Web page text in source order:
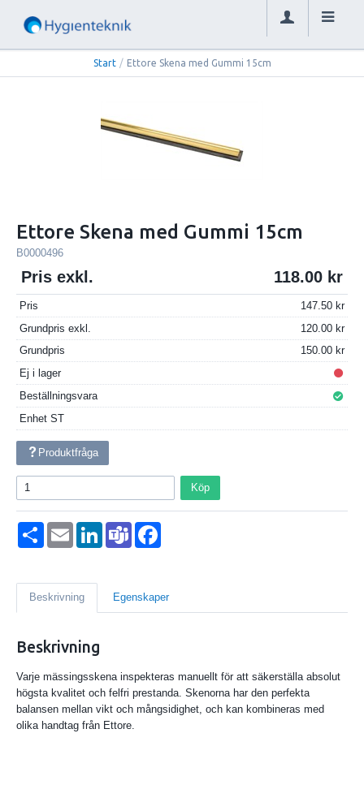
Start / Ettore Skena med Gummi 15cm
Ettore Skena med Gummi 15cm
B0000496
Pris exkl. 118.00
Pris
147.50
Grundpris exkl.
120.00
Grundpris
150.00
Ej i lager
Beställningsvara
Enhet ST
Produktfråga
Köp
Dela Email LinkedInTeams
Beskrivning Egenskaper
Beskrivning
Varje mässingsskena inspekteras manuellt för att säkerställa absolut
högsta kvalitet och felfri prestanda. Skenorna har den perfekta
balansen mellan vikt och mångsidighet, och kan kombineras med
olika handtag från Ettore.